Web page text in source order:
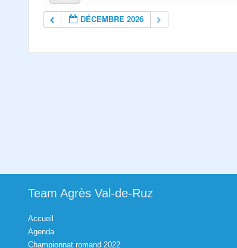
DÉCEMBRE 2026
Team Agrès Val-de-Ruz
Accueil
Agenda
Championnat romand 2022